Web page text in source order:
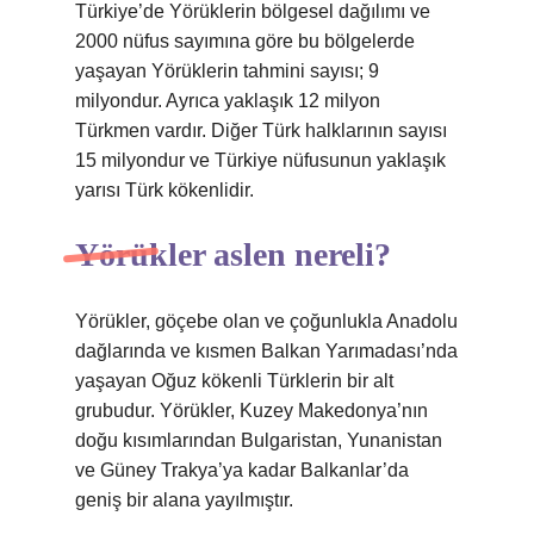
Türkiye’de Yörüklerin bölgesel dağılımı ve
2000 nüfus sayımına göre bu bölgelerde
yaşayan Yörüklerin tahmini sayısı; 9
milyondur. Ayrıca yaklaşık 12 milyon
Türkmen vardır. Diğer Türk halklarının sayısı
15 milyondur ve Türkiye nüfusunun yaklaşık
yarısı Türk kökenlidir.
Yörükler aslen nereli?
Yörükler, göçebe olan ve çoğunlukla Anadolu
dağlarında ve kısmen Balkan Yarımadası’nda
yaşayan Oğuz kökenli Türklerin bir alt
grubudur. Yörükler, Kuzey Makedonya’nın
doğu kısımlarından Bulgaristan, Yunanistan
ve Güney Trakya’ya kadar Balkanlar’da
geniş bir alana yayılmıştır.